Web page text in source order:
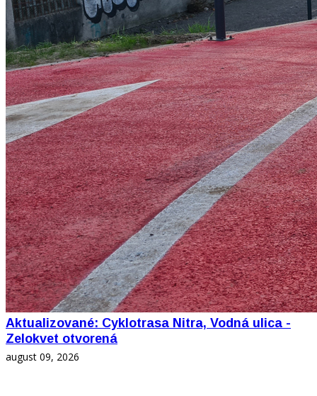
Aktualizované: Cyklotrasa Nitra, Vodná ulica -
Zelokvet otvorená
august 09, 2026